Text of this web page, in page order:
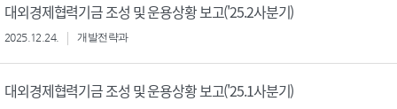
대외경제협력기금 조성 및 운용상황 보고('25.2사분기)
2025.12.24. 개발전략과
대외경제협력기금 조성 및 운용상황 보고('25.1사분기)